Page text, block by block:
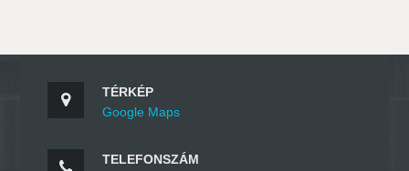
TÉRKÉP
Google Maps
TELEFONSZÁM